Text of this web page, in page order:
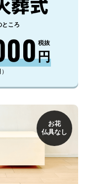
ところ
円
税抜
）
お花
仏具なし